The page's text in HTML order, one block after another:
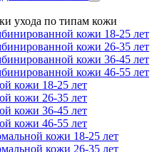
ухода по типам кожи
кожи 18-25 лет
кожи 26-35 лет
кожи 36-45 лет
кожи 46-55 лет
кожи 18-25 лет
кожи 26-35 лет
кожи 36-45 лет
кожи 46-55 лет
кожи 18-25 лет
кожи 26-35 лет